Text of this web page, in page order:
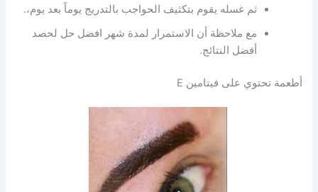
ثم غسله يقوم بتكثيف الحواجب بالتدريج يوماً بعد يوم،.
مع ملاحظة أن الاستمرار لمدة شهر افضل حل لحصد
أفضل النتائج.
أطعمة تحتوي على فيتامين E